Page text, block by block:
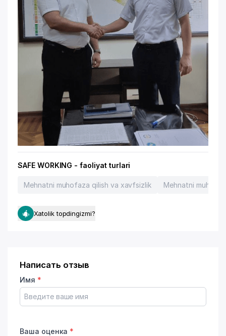
SAFE WORKING - faoliyat turlari
Mehnatni muhofaza qilish va xavfsizlik Mehnatni
Xatolik topdingizmi?
Написать отзыв
Имя *
Ваша оценка *